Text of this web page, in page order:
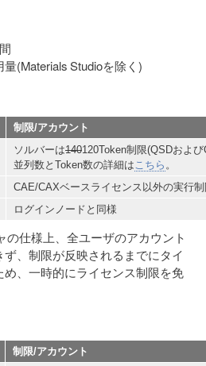
(Materials Studioを除く)
制限/アカウント
ソルバーは140120Token制限(QSDおよ
並列数とToken数の詳細は こちら 。
CAE/CAXベースライセンス以外の実行
ログインノードと同様
仕様上、全ユーザのアカウント
、制限が反映されるまでにタイ
め、一時的にライセンス制限を免
制限/アカウント